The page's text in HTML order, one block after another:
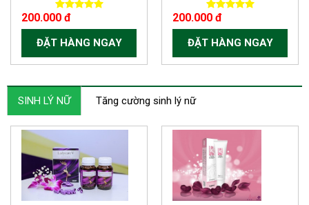
200.000 đ
ĐẶT HÀNG NGAY
200.000 đ
ĐẶT HÀNG NGAY
SINH LÝ NỮ Tăng cường sinh lý nữ